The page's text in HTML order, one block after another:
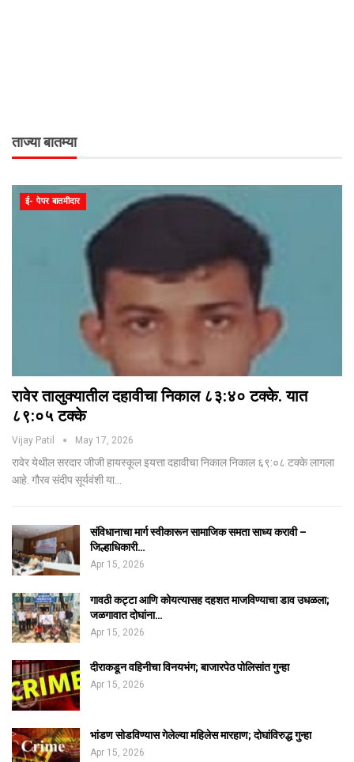
ताज्या बातम्या
ई- पेपर बातमीदार
रावेर तालुक्यातील दहावीचा निकाल ८३:४० टक्के. यात
८९:०५ टक्के
Vijay Patil May 17, 2026
रावेर येथील सरदार जीजी हायस्कूल इयत्ता दहावीचा निकाल निकाल ६९:०८ टक्के लागला
आहे. गौरव संदीप सूर्यवंशी या…
संविधानाचा मार्ग स्वीकारून सामाजिक समता साध्य करावी –
जिल्हाधिकारी…
Apr 15, 2026
गावठी कट्टा आणि कोयत्यासह दहशत माजविण्याचा डाव उधळला;
जळगावात दोघांना…
Apr 15, 2026
दीराकडून वहिनीचा विनयभंग; बाजारपेठ पोलिसांत गुन्हा
Apr 15, 2026
भांडण सोडविण्यास गेलेल्या महिलेस मारहाण; दोघांविरुद्ध गुन्हा
Apr 15, 2026